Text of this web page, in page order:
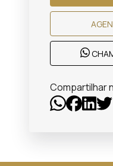
Compartilhar